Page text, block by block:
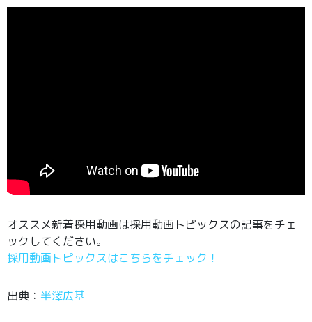
オススメ新着採用動画は採用動画トピックスの記事をチェ
ックしてください。
採用動画トピックスはこちらをチェック！
出典： 半澤広基